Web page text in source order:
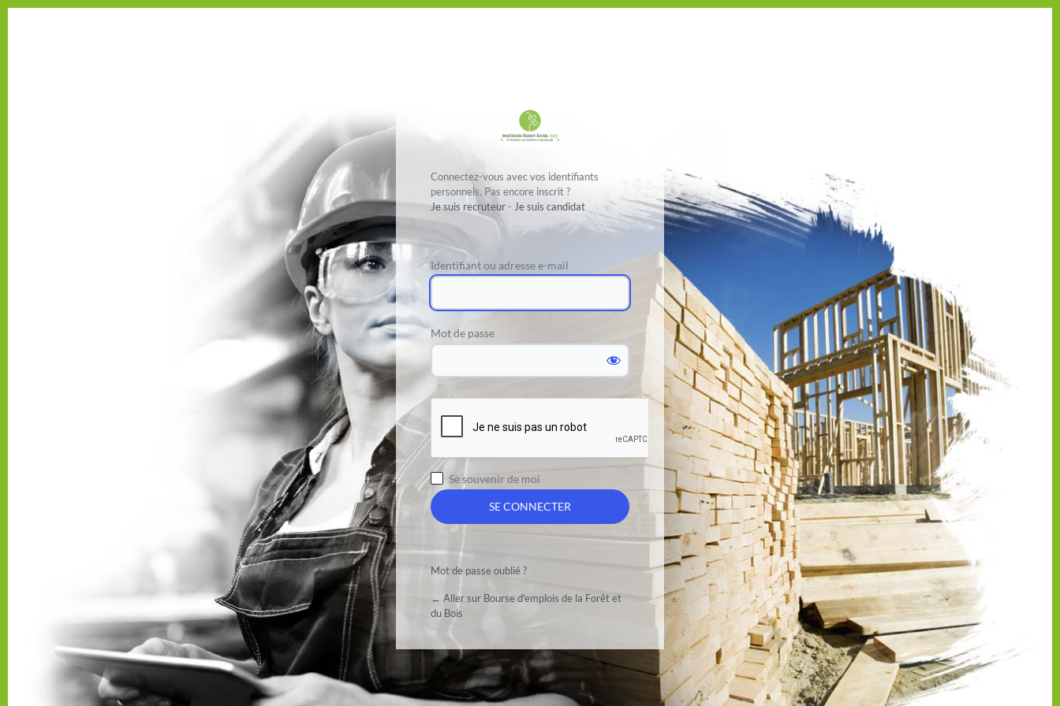
Connectez-vous avec vos identifiants
personnels. Pas encore inscrit ?
Je suis recruteur- Je suis candidat
Identifiant ou adresse e-mail
Mot de passe
Se souvenir de moi
Mot de passe oublié ?
← Aller sur Bourse d'emplois de la Forêt et
du Bois